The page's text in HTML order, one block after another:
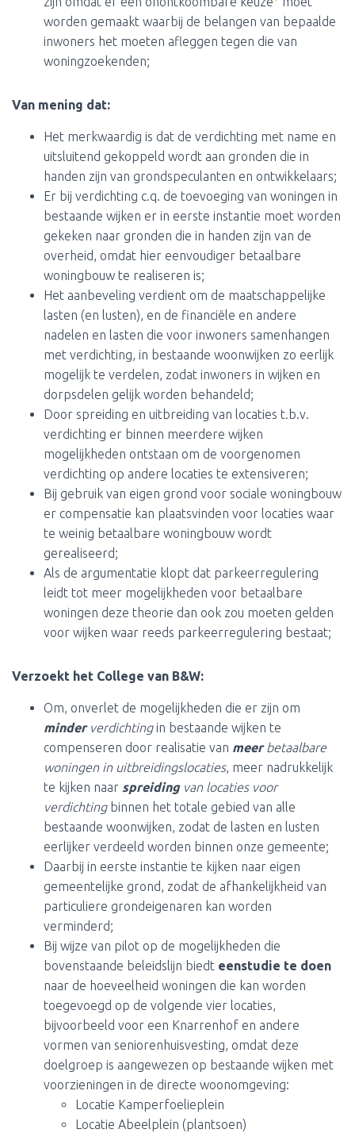
worden gemaakt waarbij de belangen van bepaalde
inwoners het moeten afleggen tegen die van
woningzoekenden;
Van mening dat:
Het merkwaardig is dat de verdichting met name en
uitsluitend gekoppeld wordt aan gronden die in
handen zijn van grondspeculanten en ontwikkelaars;
Er bij verdichting c.q. de toevoeging van woningen in
bestaande wijken er in eerste instantie moet worden
gekeken naar gronden die in handen zijn van de
overheid, omdat hier eenvoudiger betaalbare
woningbouw te realiseren is;
Het aanbeveling verdient om de maatschappelijke
lasten (en lusten), en de financiële en andere
nadelen en lasten die voor inwoners samenhangen
met verdichting, in bestaande woonwijken zo eerlijk
mogelijk te verdelen, zodat inwoners in wijken en
dorpsdelen gelijk worden behandeld;
Door spreiding en uitbreiding van locaties t.b.v.
verdichting er binnen meerdere wijken
mogelijkheden ontstaan om de voorgenomen
verdichting op andere locaties te extensiveren;
Bij gebruik van eigen grond voor sociale woningbouw
er compensatie kan plaatsvinden voor locaties waar
te weinig betaalbare woningbouw wordt
gerealiseerd;
Als de argumentatie klopt dat parkeerregulering
leidt tot meer mogelijkheden voor betaalbare
woningen deze theorie dan ook zou moeten gelden
voor wijken waar reeds parkeerregulering bestaat;
Verzoekt het College van B&W:
Om, onverlet de mogelijkheden die er zijn om
minderverdichtingin bestaande wijken te
compenseren door realisatie van meerbetaalbare
woningen in uitbreidingslocaties, meer nadrukkelijk
te kijken naar spreidingvan locaties voor
verdichtingbinnen het totale gebied van alle
bestaande woonwijken, zodat de lasten en lusten
eerlijker verdeeld worden binnen onze gemeente;
Daarbij in eerste instantie te kijken naar eigen
gemeentelijke grond, zodat de afhankelijkheid van
particuliere grondeigenaren kan worden
verminderd;
Bij wijze van pilot op de mogelijkheden die
bovenstaande beleidslijn biedt eenstudie te doen
naar de hoeveelheid woningen die kan worden
toegevoegd op de volgende vier locaties,
bijvoorbeeld voor een Knarrenhof en andere
vormen van seniorenhuisvesting, omdat deze
doelgroep is aangewezen op bestaande wijken met
voorzieningen in de directe woonomgeving:
Locatie Kamperfoelieplein
Locatie Abeelplein (plantsoen)